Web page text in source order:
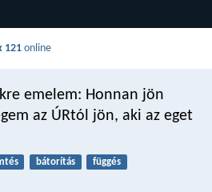
121 online
emelem: Honnan jön
az ÚRtól jön, aki az eget
bátorítás függés